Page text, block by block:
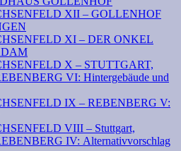
XII – GOLLENHOF
XI – DER ONKEL
X – STUTTGART,
VI: Hintergebäude und
IX – REBENBERG V:
VIII – Stuttgart,
IV: Alternativvorschlag